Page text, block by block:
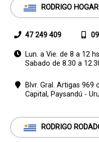
RODRIGO
47 249 409
Lun. a Vie. de 8 a 12
Sabado de 8.30 a
Blvr. Gral. Artigas 969
Capital, Paysandú -
RODRIGO